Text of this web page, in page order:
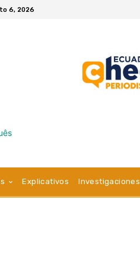
6, 2026
Explicativos Investigaciones